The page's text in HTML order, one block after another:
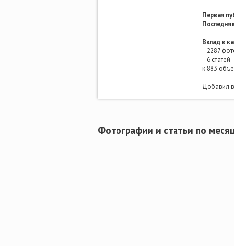
Первая
Вклад в
2287
6 статей
к 883
Добавил
Фотографии и статьи по